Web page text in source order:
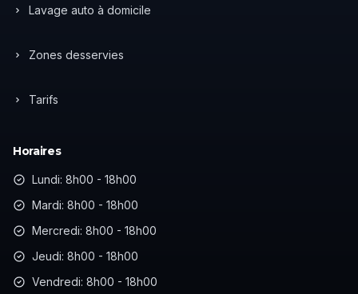
Lavage auto à domicile
Zones desservies
Tarifs
Horaires
Lundi: 8h00 - 18h00
Mardi: 8h00 - 18h00
Mercredi: 8h00 - 18h00
Jeudi: 8h00 - 18h00
Vendredi: 8h00 - 18h00